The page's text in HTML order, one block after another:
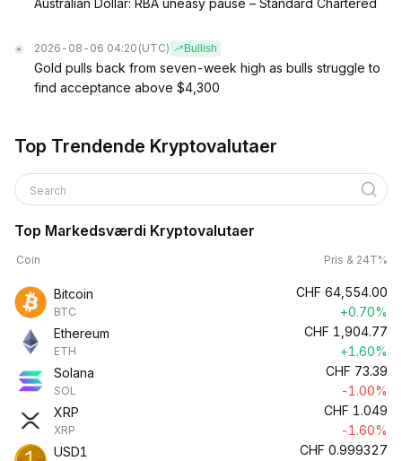
Australian Dollar: RBA uneasy pause – Standard Chartered
2026-08-06 04:20 (UTC) Bullish
Gold pulls back from seven-week high as bulls struggle to
find acceptance above $4,300
Top Trendende Kryptovalutaer
Search
Top Markedsværdi Kryptovalutaer
Coin Pris & 24T%
Bitcoin
BTC
CHF 64,554.00
+0.70%
Ethereum
ETH
CHF 1,904.77
+1.60%
Solana
SOL
CHF 73.39
-1.00%
XRP
XRP
CHF 1.049
-1.60%
USD1
CHF 0.999327